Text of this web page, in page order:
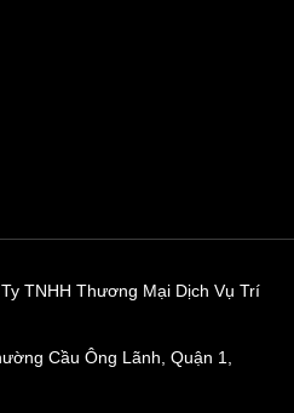
TNHH Thương Mại Dịch Vụ Trí
Cầu Ông Lãnh, Quận 1,